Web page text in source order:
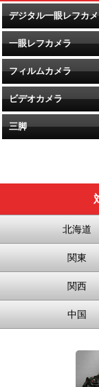
デジタル一眼レフカ
一眼レフカメラ
フィルムカメラ
ビデオカメラ
三脚
北海道
関東
関西
中国